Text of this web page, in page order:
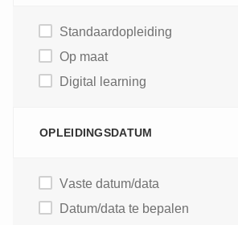
Standaardopleiding
Op maat
Digital learning
OPLEIDINGSDATUM
Vaste datum/data
Datum/data te bepalen